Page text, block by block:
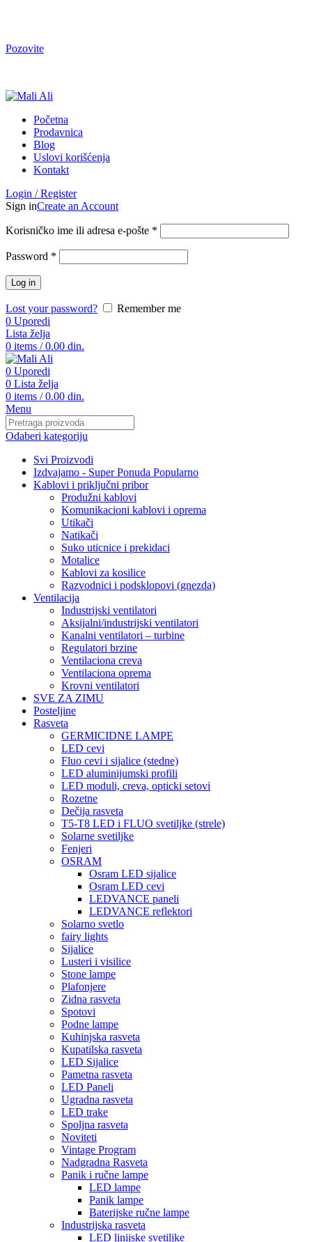
Pozovite
Početna
Prodavnica
Blog
Uslovi korišćenja
Kontakt
Login / Register
Sign inCreate an Account
Korisničko ime ili adresa e-pošte *
Password *
Log in
Lost your password?
Remember me
0 Uporedi
Lista želja
0 items / 0.00 din.
0 Uporedi
0 Lista želja
0 items / 0.00 din.
Menu
Odaberi kategoriju
Svi Proizvodi
Izdvajamo - Super Ponuda Popularno
Kablovi i priključni pribor
Produžni kablovi
Komunikacioni kablovi i oprema
Utikači
Natikači
Suko uticnice i prekidaci
Motalice
Kablovi za kosilice
Razvodnici i podsklopovi (gnezda)
Ventilacija
Industrijski ventilatori
Aksijalni/industrijski ventilatori
Kanalni ventilatori – turbine
Regulatori brzine
Ventilaciona creva
Ventilaciona oprema
Krovni ventilatori
SVE ZA ZIMU
Posteljine
Rasveta
GERMICIDNE LAMPE
LED cevi
Fluo cevi i sijalice (stedne)
LED aluminijumski profili
LED moduli, creva, opticki setovi
Rozetne
Dečija rasveta
T5-T8 LED i FLUO svetiljke (strele)
Solarne svetiljke
Fenjeri
OSRAM
Osram LED sijalice
Osram LED cevi
LEDVANCE paneli
LEDVANCE reflektori
Solarno svetlo
fairy lights
Sijalice
Lusteri i visilice
Stone lampe
Plafonjere
Zidna rasveta
Spotovi
Podne lampe
Kuhinjska rasveta
Kupatilska rasveta
LED Sijalice
Pametna rasveta
LED Paneli
Ugradna rasveta
LED trake
Spoljna rasveta
Noviteti
Vintage Program
Nadgradna Rasveta
Panik i ručne lampe
LED lampe
Panik lampe
Baterijske ručne lampe
Industrijska rasveta
LED linijske svetiljke